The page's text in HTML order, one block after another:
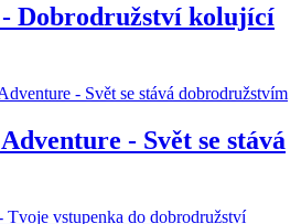
Dobrodružství kolující
- Svět se stává